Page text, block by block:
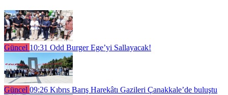
Güncel 10:31 Odd Burger Ege’yi Sallayacak!
Güncel 09:26 Kıbrıs Barış Harekâtı Gazileri Çanakkale’de buluştu